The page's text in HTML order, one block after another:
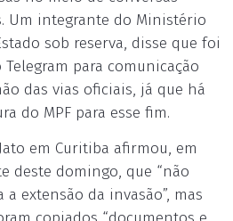
Um integrante do Ministério
sob reserva, disse que foi
para comunicação
das vias oficiais, já que há
do MPF para esse fim.
em Curitiba afirmou, em
deste domingo, que “não
extensão da invasão”, mas